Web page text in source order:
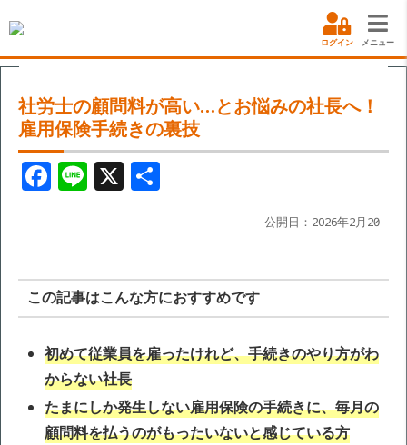
ログイン メニュー
社労士の顧問料が高い…とお悩みの社長へ！
雇用保険手続きの裏技
F
a
b
o
o
k
Li
n
X
公開日：2026年2月20日
この記事はこんな方におすすめです
初めて従業員を雇ったけれど、手続きのやり方がわ
からない社長
たまにしか発生しない雇用保険の手続きに、毎月の
顧問料を払うのがもったいないと感じている方